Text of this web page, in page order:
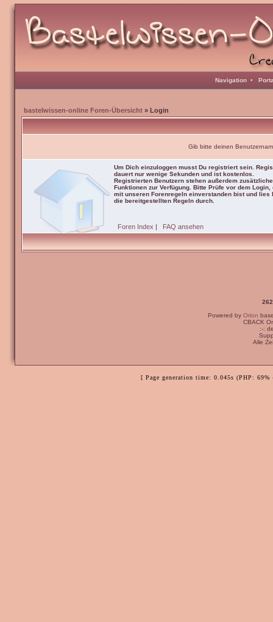
Navigation •
bastelwissen-online Foren-Übersicht » Login
Gib bitte deinen
Um Dich einzuloggen musst Du registriert sein.
dauert nur wenige Sekunden und ist kostenlos.
Registrierten Benutzern stehen außerdem zusätzliche
Funktionen zur Verfügung. Bitte Prüfe vor dem Login,
mit unseren Forenregeln einverstanden bist und lies
die bereitgestellten Regeln durch.
Foren Index | FAQ ansehen
Powered by Orion
CBACK
:-:
Alle
[ Page generation time: 0.045s (PHP: